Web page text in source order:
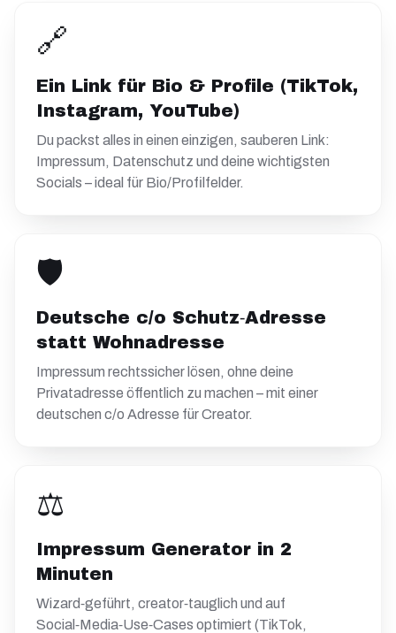
🔗
Ein Link für Bio & Profile (TikTok,
Instagram, YouTube)
Du packst alles in einen einzigen, sauberen Link:
Impressum, Datenschutz und deine wichtigsten
Socials – ideal für Bio/Profilfelder.
🛡️
Deutsche c/o Schutz‑Adresse
statt Wohnadresse
Impressum rechtssicher lösen, ohne deine
Privatadresse öffentlich zu machen – mit einer
deutschen c/o Adresse für Creator.
⚖️
Impressum Generator in 2
Minuten
Wizard‑geführt, creator‑tauglich und auf
Social‑Media‑Use‑Cases optimiert (TikTok,